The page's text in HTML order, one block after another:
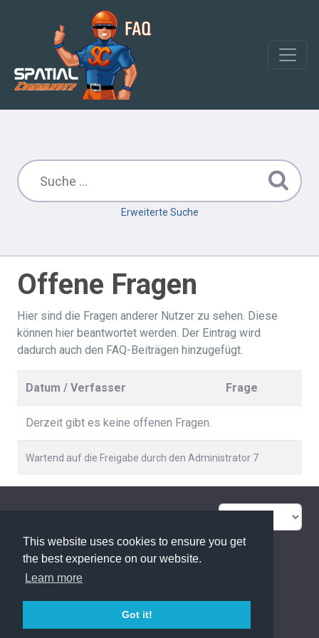
This website uses cookies to ensure you get
the best experience on our website.
Learn more
Got it!
Erweiterte Suche
Offene Fragen
Hier sind die Fragen anderer Nutzer zu sehen. Diese
können hier beantwortet werden. Der Eintrag wird
dadurch auch den FAQ-Beiträgen hinzugefügt.
Datum / Verfasser Frage
Derzeit gibt es keine offenen Fragen.
Wartend auf die Freigabe durch den Administrator 7
Glossar Kontakt
Datenschutzerklärung